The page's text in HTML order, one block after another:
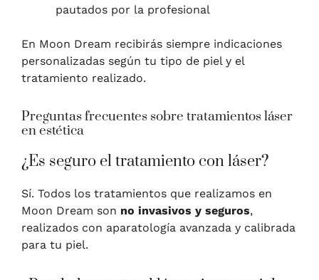
pautados por la profesional
En Moon Dream recibirás siempre indicaciones
personalizadas según tu tipo de piel y el
tratamiento realizado.
Preguntas frecuentes sobre tratamientos láser
en estética
¿Es seguro el tratamiento con láser?
Sí. Todos los tratamientos que realizamos en
Moon Dream son no invasivos y seguros,
realizados con aparatología avanzada y calibrada
para tu piel.